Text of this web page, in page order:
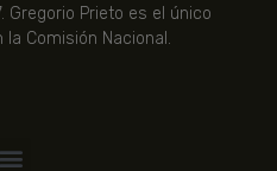
Gregorio Prieto es el único
Comisión Nacional.